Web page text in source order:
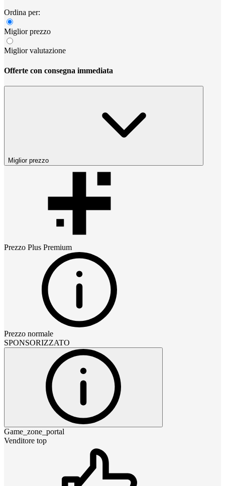
Ordina per:
Miglior prezzo
Miglior valutazione
Offerte con consegna immediata
Miglior prezzo
Prezzo Plus Premium
Prezzo normale
SPONSORIZZATO
Game_zone_portal
Venditore top